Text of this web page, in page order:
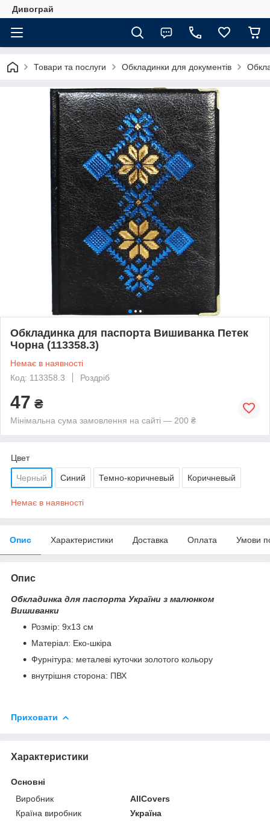
Дивограй
Товари та послуги Обкладинки для документів
Обкладинка для паспорта Вишиванка Петек
Чорна (113358.3)
Немає в наявності
Код: 113358.3
Роздріб
47 ₴
Мінімальна сума замовлення на сайті — 200 ₴
Цвет
Черный Синий Темно-коричневый Коричневый
Немає в наявності
Опис Характеристики Доставка Оплата Умови
Опис
Обкладинка для паспорта України з малюнком
Вишиванки
Розмір: 9х13 см
Матеріал: Еко-шкіра
Фурнітура: металеві куточки золотого кольору
внутрішня сторона: ПВХ
Приховати
Характеристики
Основні
Виробник
AllCovers
Країна виробник
Україна